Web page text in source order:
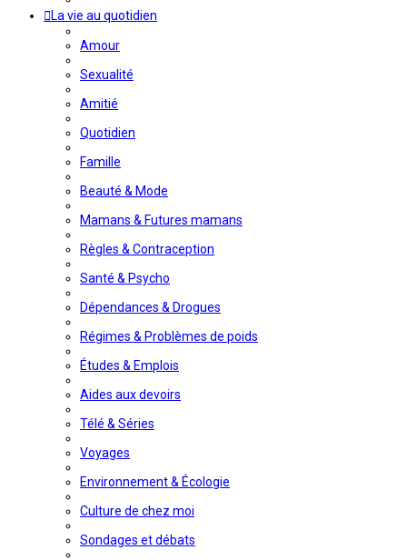
La vie au quotidien
Amour
Sexualité
Amitié
Quotidien
Famille
Beauté & Mode
Mamans & Futures mamans
Règles & Contraception
Santé & Psycho
Dépendances & Drogues
Régimes & Problèmes de poids
Études & Emplois
Aides aux devoirs
Télé & Séries
Voyages
Environnement & Écologie
Culture de chez moi
Sondages et débats